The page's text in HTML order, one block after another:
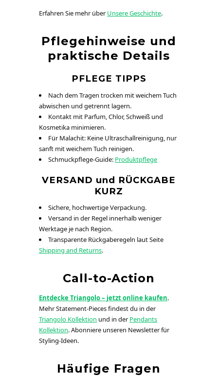
Erfahren Sie mehr überUnsere Geschichte.
Pflegehinweise und
praktische Details
PFLEGE TIPPS
Nach dem Tragen trocken mit weichem Tuch
abwischen und getrennt lagern.
Kontakt mit Parfum, Chlor, Schweiß und
Kosmetika minimieren.
Für Malachit: Keine Ultraschallreinigung, nur
sanft mit weichem Tuch reinigen.
Schmuckpflege-Guide: Produktpflege
VERSAND und RÜCKGABE
KURZ
Sichere, hochwertige Verpackung.
Versand in der Regel innerhalb weniger
Werktage je nach Region.
Transparente Rückgaberegeln laut Seite
Shipping and Returns.
Call-to-Action
Entdecke Triangolo – jetzt online kaufen.
Mehr Statement-Pieces findest du in der
Triangolo Kollektion und in derPendants
Kollektion. Abonniere unseren Newsletter für
Styling-Ideen.
Häufige Fragen